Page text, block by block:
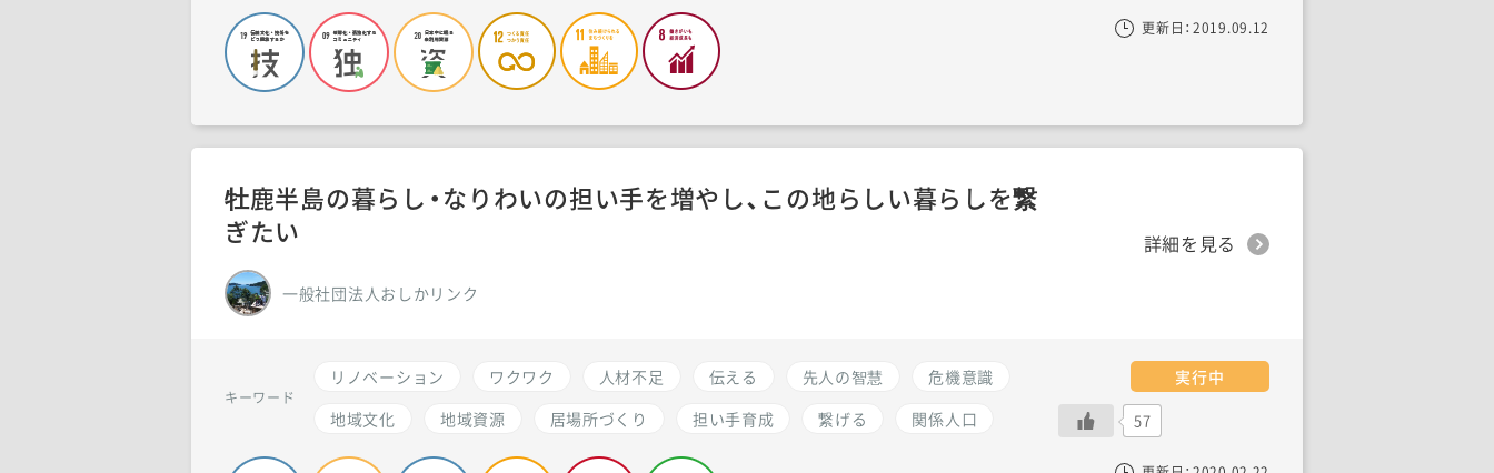
牡鹿半島の暮らし・なりわいの担い手を増やし、この地らしい暮らしを繋
ぎたい
一般社団法人おしかリンク
詳細を見る
キーワード
リノベーション ワクワク 人材不足 伝える 先人の智慧
危機意識
地域文化
地域資源 居場所づくり 担い手育成 繋げる 関係人口
実行中
57
更新日： 2019.09.12